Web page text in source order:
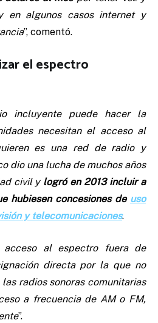
en algunos casos internet y
”, comentó.
el espectro
incluyente puede hacer la
necesitan el acceso al
es una red de radio y
dio una lucha de muchos años
civil ylogró en 2013 incluir a
hubiesen concesiones de uso
y telecomunicaciones.
al espectro fuera de
directa por la que no
radios sonoras comunitarias
a frecuencia de AM o FM,
”.